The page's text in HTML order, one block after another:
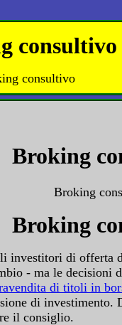
consultivo
consultivo
Broking
Broking
Broking
investitori di offerta
- ma le decisioni
di titoli in
di investimento.
il consiglio.